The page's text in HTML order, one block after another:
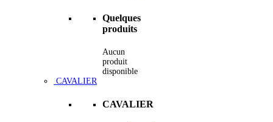
Quelques
produits
Aucun
produit
disponible
CAVALIER
CAVALIER